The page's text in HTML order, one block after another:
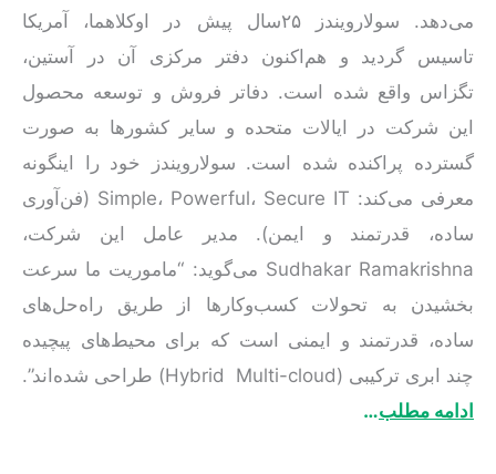
می‌دهد. سولارویندز ۲۵‌سال پیش در اوکلاهما، آمریکا
تاسیس گردید و هم‌اکنون دفتر مرکزی آن در آستین،
تگزاس واقع شده است. دفاتر فروش و توسعه محصول
این شرکت در ایالات متحده و سایر کشورها به صورت
گسترده پراکنده شده است. سولارویندز خود را اینگونه
معرفی می‌کند: Simple، Powerful، Secure IT (فن‌آوری
ساده، قدرتمند و ایمن). مدیر عامل این شرکت،
Sudhakar Ramakrishna می‌گوید: “ماموریت ما سرعت
بخشیدن به تحولات کسب‌و‌کارها از طریق راه‌حل‌های
ساده، قدرتمند و ایمنی است که برای محیط‌های پیچیده
چند ابری ترکیبی (Hybrid Multi-cloud) طراحی شده‌اند”.
ادامه مطلب…